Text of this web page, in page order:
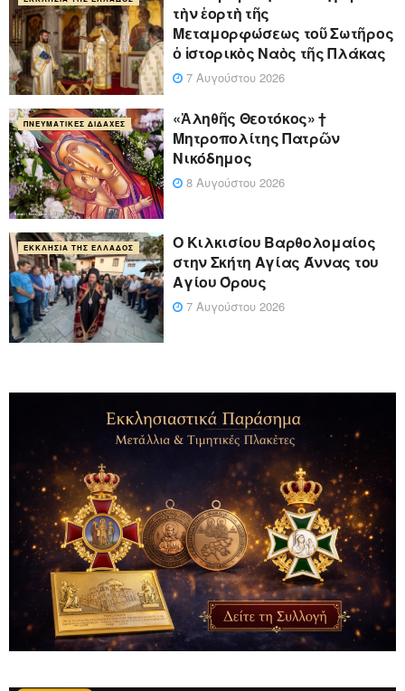
τὴν ἑορτὴ τῆς
Μεταμορφώσεως τοῦ Σωτῆρος
ὁ ἱστορικὸς Ναὸς τῆς Πλάκας
7 Αυγούστου 2026
ΠΝΕΥΜΑΤΙΚΈΣ ΔΙΔΑΧΈΣ
«Ἀληθῆς Θεοτόκος» †
Μητροπολίτης Πατρῶν
Νικόδημος
8 Αυγούστου 2026
ΕΚΚΛΗΣΊΑ ΤΗΣ ΕΛΛΆΔΟΣ
Ο Κιλκισίου Βαρθολομαίος
στην Σκήτη Αγίας Άννας του
Αγίου Όρους
7 Αυγούστου 2026